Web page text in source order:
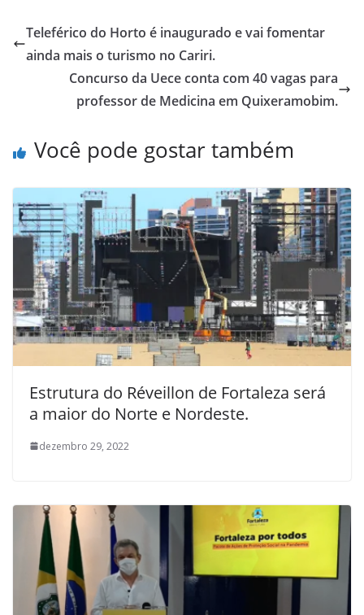
Teleférico do Horto é inaugurado e vai fomentar
ainda mais o turismo no Cariri.
Concurso da Uece conta com 40 vagas para
professor de Medicina em Quixeramobim.
Você pode gostar também
Estrutura do Réveillon de Fortaleza será
a maior do Norte e Nordeste.
dezembro 29, 2022